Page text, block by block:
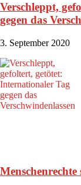
Verschleppt,
gegen das
3. September 2020